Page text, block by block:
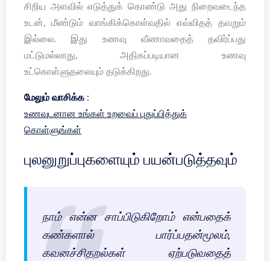
சிறிய அளவில் எடுத்துக் கொண்டு அது நிறைவடைந்த
உடன், மீண்டும் வாங்கிக்கொள்வதில் எவ்விதத் தவறும்
இல்லை. இது உணவு வீணாவதைத் தவிர்ப்பது
மட்டுமல்லாது, அதிகப்படியான உணவு
உட்கொள்ளுதலையும் தடுக்கிறது.
மேலும் வாசிக்க :
உணவுடனான உங்கள் உறவைப் புதுப்பித்துக்
கொள்ளுங்கள்
புலனுறுப்புகளையும் பயன்படுத்தவும்
நாம் என்ன சாப்பிடுகிறோம் என்பதைக்
கண்களால் பார்ப்பதன்மூலம்,
கவனச்சிதறல்கள் ஏற்படுவதைத்